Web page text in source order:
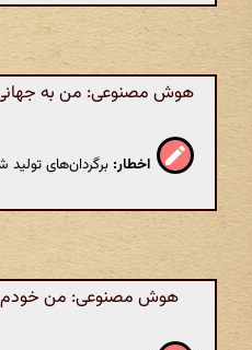
هوش مصنوعی: من به جهانی
اخطار: برگردان‌های
هوش مصنوعی: من خودم